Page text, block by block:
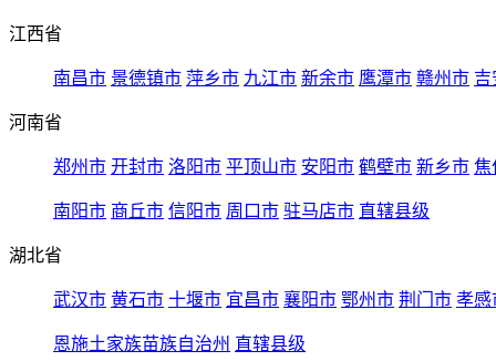
江西省
南昌市 景德镇市 萍乡市 九江市 新余市 鹰潭市 赣州市 吉
河南省
郑州市 开封市 洛阳市 平顶山市 安阳市 鹤壁市 新乡市 焦
南阳市 商丘市 信阳市 周口市 驻马店市 直辖县级
湖北省
武汉市 黄石市 十堰市 宜昌市 襄阳市 鄂州市 荆门市 孝感
恩施土家族苗族自治州 直辖县级